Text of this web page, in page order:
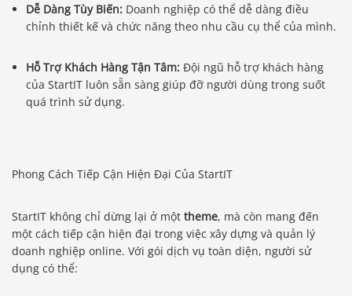
Dễ Dàng Tùy Biến: Doanh nghiệp có thể dễ dàng điều
chỉnh thiết kế và chức năng theo nhu cầu cụ thể của mình.
Hỗ Trợ Khách Hàng Tận Tâm: Đội ngũ hỗ trợ khách hàng
của StartIT luôn sẵn sàng giúp đỡ người dùng trong suốt
quá trình sử dụng.
Phong Cách Tiếp Cận Hiện Đại Của StartIT
StartIT không chỉ dừng lại ở một theme, mà còn mang đến
một cách tiếp cận hiện đại trong việc xây dựng và quản lý
doanh nghiệp online. Với gói dịch vụ toàn diện, người sử
dụng có thể: